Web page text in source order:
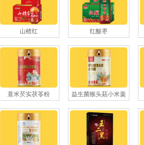
山楂红 红酸枣
薏米芡实茯苓粉 益生菌猴头菇小米羹